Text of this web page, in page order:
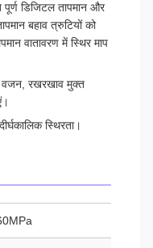
पूर्ण डिजिटल तापमान और
बहाव त्रुटियों को
वातावरण में स्थिर माप
रखरखाव मुक्त
स्थिरता।